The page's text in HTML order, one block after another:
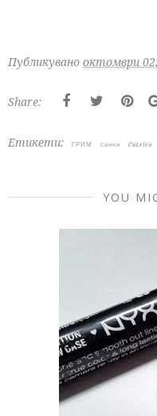
Публикувано октомври
Share:
Етикети: ГРИМ сенки Catrice
YOU